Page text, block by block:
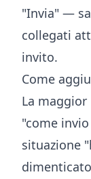
"Invia" —
collegati
invito.
Come
La
"come
situazione